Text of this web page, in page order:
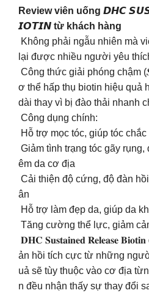
Review viên uống 𝘿𝙃𝘾
𝙄𝙊𝙏𝙄𝙉 từ khách hàng
Không phải ngẫu nhiên mà
lại được nhiều người yêu
Công thức giải phóng chậm
ơ thể hấp thụ biotin hiệu quả
dài thay vì bị đào thải nhanh
Công dụng chính:
Hỗ trợ mọc tóc, giúp tóc
Giảm tình trạng tóc gãy
êm da cơ địa
Cải thiện độ cứng, độ đàn
ân
Hỗ trợ làm đẹp da, giúp da
Tăng cường thể lực, giảm
𝐃𝐇𝐂 𝐒𝐮𝐬𝐭𝐚𝐢𝐧𝐞𝐝 𝐑𝐞𝐥𝐞𝐚𝐬𝐞
ản hồi tích cực từ những
uả sẽ tùy thuộc vào cơ địa
n đều nhận thấy sự thay đổi